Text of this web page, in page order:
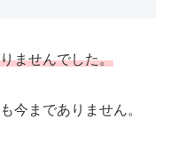
ませんでした。
今までありません。